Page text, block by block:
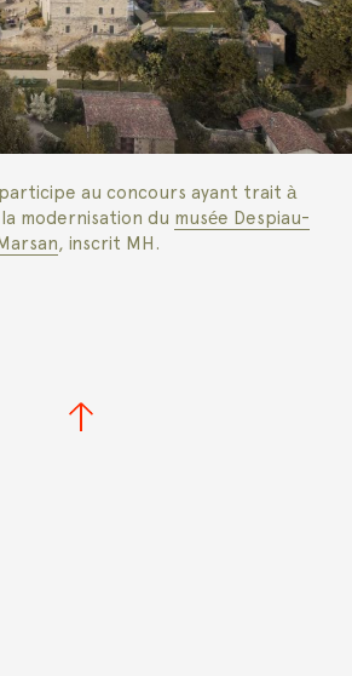
au concours ayant trait à
modernisation du musée Despiau-
, inscrit MH.